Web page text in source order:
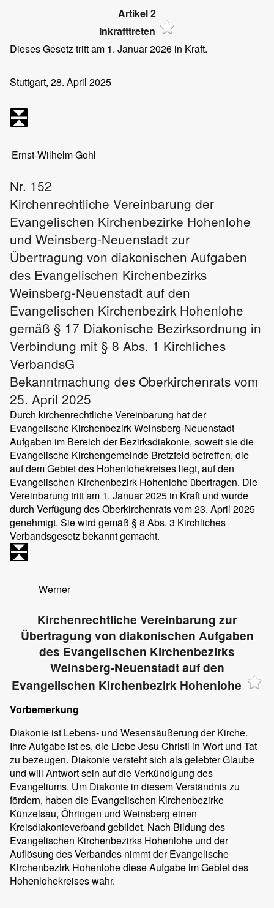
Artikel 2
Inkrafttreten
Dieses Gesetz tritt am 1. Januar 2026 in Kraft.
Stuttgart, 28. April 2025
Ernst-Wilhelm Gohl
Nr. 152
Kirchenrechtliche Vereinbarung der
Evangelischen Kirchenbezirke Hohenlohe
und Weinsberg-Neuenstadt zur
Übertragung von diakonischen Aufgaben
des Evangelischen Kirchenbezirks
Weinsberg-Neuenstadt auf den
Evangelischen Kirchenbezirk Hohenlohe
gemäß § 17 Diakonische Bezirksordnung in
Verbindung mit § 8 Abs. 1 Kirchliches
VerbandsG
Bekanntmachung des Oberkirchenrats vom
25. April 2025
Durch kirchenrechtliche Vereinbarung hat der
Evangelische Kirchenbezirk Weinsberg-Neuenstadt
Aufgaben im Bereich der Bezirksdiakonie, soweit sie die
Evangelische Kirchengemeinde Bretzfeld betreffen, die
auf dem Gebiet des Hohenlohekreises liegt, auf den
Evangelischen Kirchenbezirk Hohenlohe übertragen. Die
Vereinbarung tritt am 1. Januar 2025 in Kraft und wurde
durch Verfügung des Oberkirchenrats vom 23. April 2025
genehmigt. Sie wird gemäß § 8 Abs. 3 Kirchliches
Verbandsgesetz bekannt gemacht.
Werner
Kirchenrechtliche Vereinbarung zur
Übertragung von diakonischen Aufgaben
des Evangelischen Kirchenbezirks
Weinsberg-Neuenstadt auf den
Evangelischen Kirchenbezirk Hohenlohe
Vorbemerkung
Diakonie ist Lebens- und Wesensäußerung der Kirche.
Ihre Aufgabe ist es, die Liebe Jesu Christi in Wort und Tat
zu bezeugen. Diakonie versteht sich als gelebter Glaube
und will Antwort sein auf die Verkündigung des
Evangeliums. Um Diakonie in diesem Verständnis zu
fördern, haben die Evangelischen Kirchenbezirke
Künzelsau, Öhringen und Weinsberg einen
Kreisdiakonieverband gebildet. Nach Bildung des
Evangelischen Kirchenbezirks Hohenlohe und der
Auflösung des Verbandes nimmt der Evangelische
Kirchenbezirk Hohenlohe diese Aufgabe im Gebiet des
Hohenlohekreises wahr.